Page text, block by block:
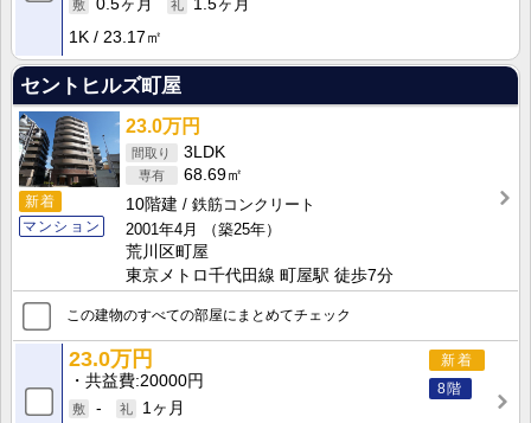
0.5ヶ月
1.5ヶ月
1K
23.17㎡
セントヒルズ町屋
新着
マンション
23.0万円
3LDK
68.69㎡
10階建
鉄筋コンクリート
2001年4月
（築25年）
荒川区町屋
東京メトロ千代田線 町屋駅 徒歩7分
この建物のすべての部屋にまとめてチェック
新着
8階
23.0万円
共益費 20000円
-
1ヶ月